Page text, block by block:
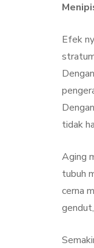
Efek
tidak
Aging
tubuh
cerna